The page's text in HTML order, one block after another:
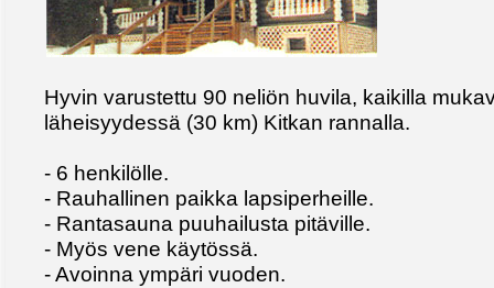
Hyvin varustettu 90 neliön huvila, kaikilla
läheisyydessä (30 km) Kitkan rannalla.
- 6 henkilölle.
- Rauhallinen paikka lapsiperheille.
- Rantasauna puuhailusta pitäville.
- Myös vene käytössä.
- Avoinna ympäri vuoden.